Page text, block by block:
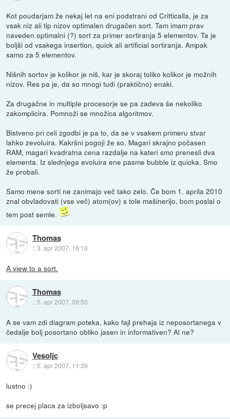
Kot poudarjam že nekaj let na eni podstrani od Critticalla, je za
vsak niz ali tip nizov optimalen drugačen sort. Tam imam prav
naveden optimalni (?) sort za primer sortiranja 5 elementov. Ta je
boljši od vsakega insertion, quick ali artificial sortiranja. Ampak
samo za 5 elementov.
Nišnih sortov je kolikor je niš, kar je skoraj toliko kolikor je možnih
nizov. Res pa je, da so mnogi tudi (praktično) enaki.
Za drugačne in multiple procesorje se pa zadeva še nekoliko
zakomplicira. Pomnoži se množica algoritmov.
Bistveno pri celi zgodbi je pa to, da se v vsakem primeru stvar
lahko zevoluira. Kakršni pogoji že so. Magari skrajno počasen
RAM, magari kvadratna cena razdalje na kateri smo prenesli dva
elementa. Iz slednjega evoluira ene pasme bubble iz quicka. Smo
že probali.
Samo mene sorti ne zanimajo več tako zelo. Če bom 1. aprila 2010
znal obvladovati (vse več) atom(ov) s tole mašinerijo, bom poslal o
tem post semle.
Thomas
::3. apr 2007, 16:10
A view to a sort.
Thomas
:: 5. apr 2007, 09:50
A se vam zdi diagram poteka, kako fajl prehaja iz neposortanega v
čedalje bolj posortano obliko jasen in informativen? Al ne?
Vesoljc
::5. apr 2007, 11:39
lustno :)
se precej placa za izboljsavo :p